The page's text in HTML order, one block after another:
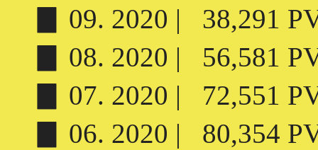
▊ 09. 2020 | 38,291
▊ 08. 2020 | 56,581
▊ 07. 2020 | 72,551
▊ 06. 2020 | 80,354